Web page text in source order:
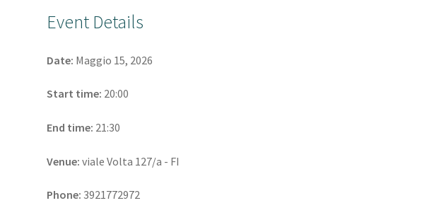
Event Details
Date: Maggio 15, 2026
Start time: 20:00
End time: 21:30
Venue:viale Volta 127/a - FI
Phone:3921772972